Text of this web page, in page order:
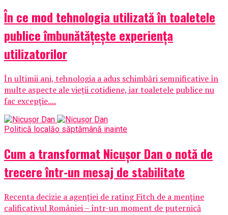
În ce mod tehnologia utilizată în toaletele
publice îmbunătățește experiența
utilizatorilor
În ultimii ani, tehnologia a adus schimbări semnificative în
multe aspecte ale vieții cotidiene, iar toaletele publice nu
fac excepție....
Politică localăo săptămână inainte
Cum a transformat Nicușor Dan o notă de
trecere într-un mesaj de stabilitate
Recenta decizie a agenției de rating Fitch de a menține
calificativul României – într-un moment de puternică